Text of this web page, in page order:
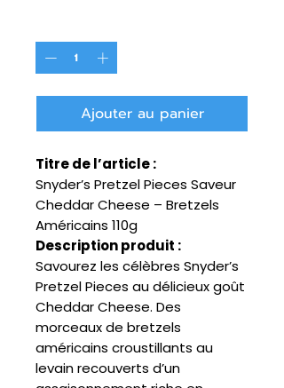
Ajouter au panier
Titre de l’article :
Snyder’s Pretzel Pieces Saveur
Cheddar Cheese – Bretzels
Américains 110g
Description produit :
Savourez les célèbres Snyder’s
Pretzel Pieces au délicieux goût
Cheddar Cheese. Des
morceaux de bretzels
américains croustillants au
levain recouverts d’un